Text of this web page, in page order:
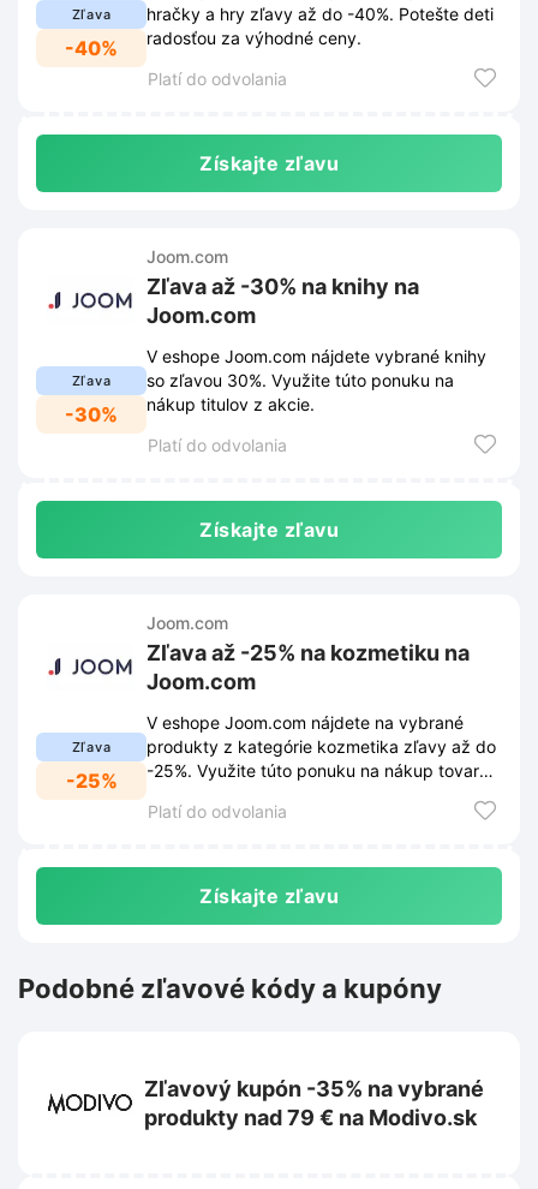
Zľava
-40%
hračky a hry zľavy až do -40%. Potešte deti
radosťou za výhodné ceny.
Platí do odvolania
Získajte zľavu
Zľava
-30%
Joom.com
Zľava až -30% na knihy na
Joom.com
V eshope Joom.com nájdete vybrané knihy
so zľavou 30%. Využite túto ponuku na
nákup titulov z akcie.
Platí do odvolania
Získajte zľavu
Zľava
-25%
Joom.com
Zľava až -25% na kozmetiku na
Joom.com
V eshope Joom.com nájdete na vybrané
produkty z kategórie kozmetika zľavy až do
-25%. Využite túto ponuku na nákup tovaru
Platí do odvolania
Získajte zľavu
Podobné zľavové kódy a kupóny
Zľavový kupón -35% na vybrané
produkty nad 79 € na Modivo.sk